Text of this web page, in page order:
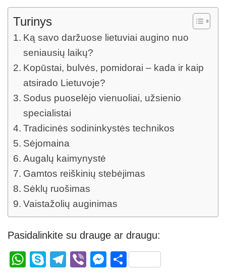
Turinys
Ką savo daržuose lietuviai augino nuo
seniausių laikų?
Kopūstai, bulvės, pomidorai – kada ir kaip
atsirado Lietuvoje?
Sodus puoselėjo vienuoliai, užsienio
specialistai
Tradicinės sodininkystės technikos
Sėjomaina
Augalų kaimynystė
Gamtos reiškinių stebėjimas
Sėklų ruošimas
Vaistažolių auginimas
Pasidalinkite su drauge ar draugu:
W
S
T
Vi
M S